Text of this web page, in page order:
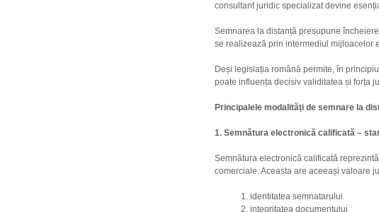
consultant juridic specializat devine
Semnarea la distanță presupune
se realizează prin intermediul mijloacelor
Deși legislația română permite, în
poate influența decisiv validitatea și forța
Principalele modalități de semnare la
1. Semnătura electronică calificată –
Semnătura electronică calificată
comerciale. Aceasta are aceeași valoare
identitatea semnatarului
integritatea documentului